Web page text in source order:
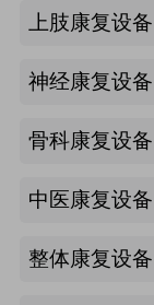
上肢康复设备
神经康复设备
骨科康复设备
中医康复设备
整体康复设备
来源:注册会员
海量养老行